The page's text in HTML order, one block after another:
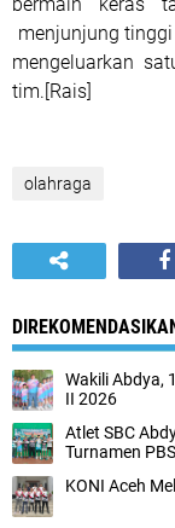
menjunjung
mengeluarkan
tim.[Rais]
olahraga
Wakili Abdya,
II 2026
Atlet SBC
Turnamen
KONI Aceh